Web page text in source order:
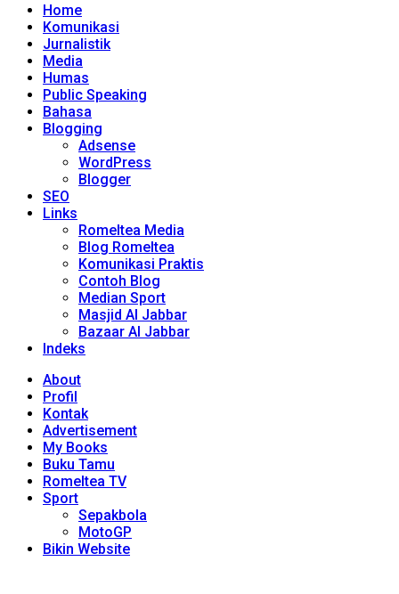
Home
Komunikasi
Jurnalistik
Media
Humas
Public Speaking
Bahasa
Blogging
Adsense
WordPress
Blogger
SEO
Links
Romeltea Media
Blog Romeltea
Komunikasi Praktis
Contoh Blog
Median Sport
Masjid Al Jabbar
Bazaar Al Jabbar
Indeks
About
Profil
Kontak
Advertisement
My Books
Buku Tamu
Romeltea TV
Sport
Sepakbola
MotoGP
Bikin Website